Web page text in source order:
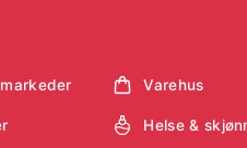
Varehus
Helse &